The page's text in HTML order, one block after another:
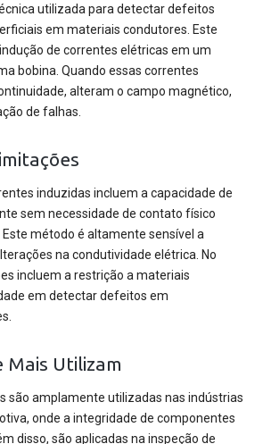
utilizada para detectar defeitos
em materiais condutores. Este
de correntes elétricas em um
bobina. Quando essas correntes
alteram o campo magnético,
de falhas.
induzidas incluem a capacidade de
sem necessidade de contato físico
método é altamente sensível a
na condutividade elétrica. No
incluem a restrição a materiais
em detectar defeitos em
Utilizam
são amplamente utilizadas nas indústrias
onde a integridade de componentes
disso, são aplicadas na inspeção de